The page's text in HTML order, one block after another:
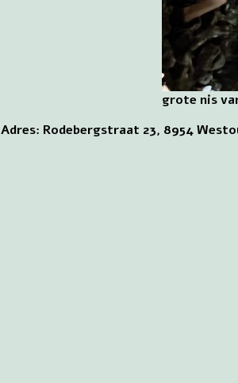
grote nis
Adres: Rodebergstraat 23, 8954